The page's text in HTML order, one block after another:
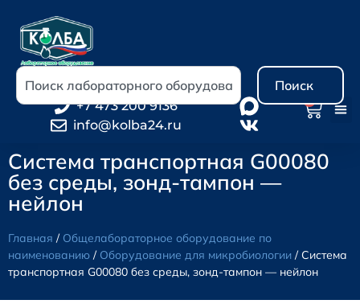
Поиск
+7 473 200 9136
info@kolba24.ru
Система транспортная G00080
без среды, зонд-тампон —
нейлон
Главная / Общелабораторное оборудование по
наименованию / Оборудование для микробиологии / Система
транспортная G00080 без среды, зонд-тампон — нейлон